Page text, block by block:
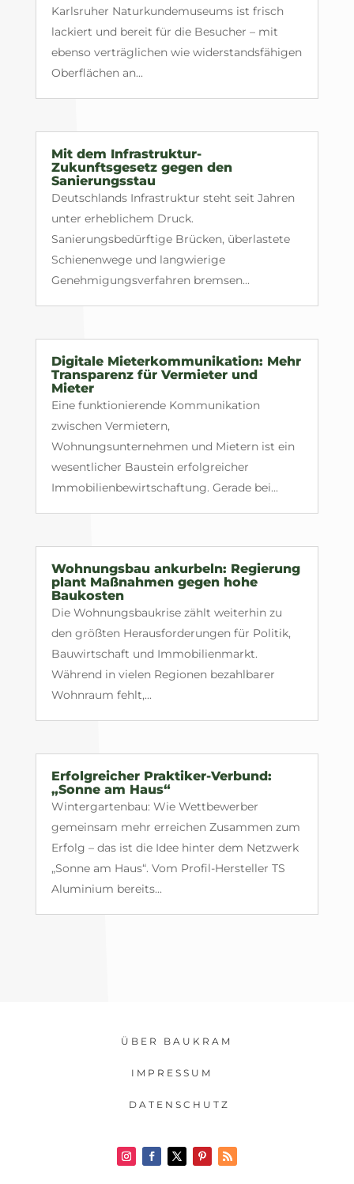
Karlsruher Naturkundemuseums ist frisch
lackiert und bereit für die Besucher – mit
ebenso verträglichen wie widerstandsfähigen
Oberflächen an...
Mit dem Infrastruktur-
Zukunftsgesetz gegen den
Sanierungsstau
Deutschlands Infrastruktur steht seit Jahren
unter erheblichem Druck.
Sanierungsbedürftige Brücken, überlastete
Schienenwege und langwierige
Genehmigungsverfahren bremsen...
Digitale Mieterkommunikation: Mehr
Transparenz für Vermieter und
Mieter
Eine funktionierende Kommunikation
zwischen Vermietern,
Wohnungsunternehmen und Mietern ist ein
wesentlicher Baustein erfolgreicher
Immobilienbewirtschaftung. Gerade bei...
Wohnungsbau ankurbeln: Regierung
plant Maßnahmen gegen hohe
Baukosten
Die Wohnungsbaukrise zählt weiterhin zu
den größten Herausforderungen für Politik,
Bauwirtschaft und Immobilienmarkt.
Während in vielen Regionen bezahlbarer
Wohnraum fehlt,...
Erfolgreicher Praktiker-Verbund:
„Sonne am Haus“
Wintergartenbau: Wie Wettbewerber
gemeinsam mehr erreichen Zusammen zum
Erfolg – das ist die Idee hinter dem Netzwerk
„Sonne am Haus“. Vom Profil-Hersteller TS
Aluminium bereits...
ÜBER BAUKRAM
IMPRESSUM
DATENSCHUTZ